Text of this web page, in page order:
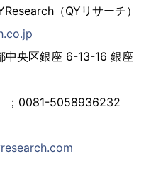
（QYリサーチ）
中央区銀座 6-13-16 銀座
；0081-5058936232